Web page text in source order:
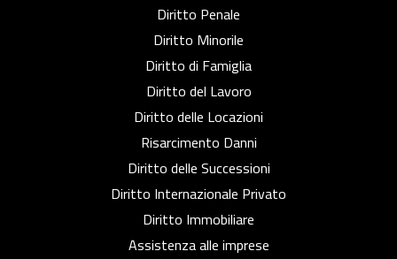
Diritto Penale
Diritto Minorile
Diritto di Famiglia
Diritto del Lavoro
Diritto delle Locazioni
Risarcimento Danni
Diritto delle Successioni
Diritto Internazionale Privato
Diritto Immobiliare
Assistenza alle imprese